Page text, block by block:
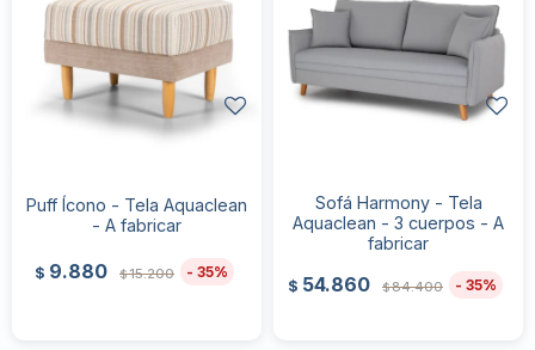
Puff Ícono - Tela Aquaclean
- A fabricar
$ 9.880 $15.200 35
Sofá Harmony - Tela
Aquaclean - 3 cuerpos - A
fabricar
$ 54.860 $84.400 35